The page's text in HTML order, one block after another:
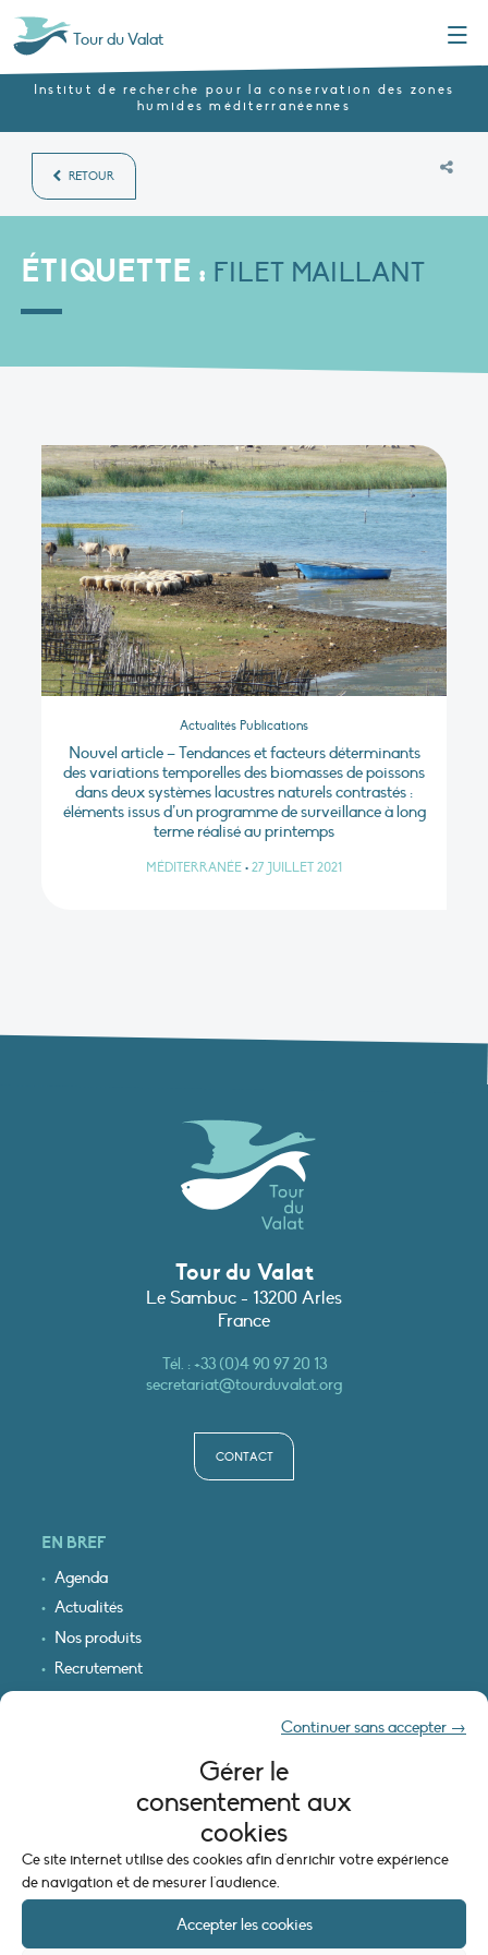
Gérer le
consentement aux
cookies
Ce site internet utilise des cookies afin d'enrichir votre expérience
de navigation et de mesurer l'audience.
Accepter les cookies
Continuer sans accepter →
Tour du Valat
Institut de recherche pour la conservation des zones
humides méditerranéennes
RETOUR
ÉTIQUETTE : FILET MAILLANT
Actualités Publications
Nouvel article – Tendances et facteurs déterminants
des variations temporelles des biomasses de poissons
dans deux systèmes lacustres naturels contrastés :
éléments issus d’un programme de surveillance à long
terme réalisé au printemps
MÉDITERRANÉE • 27 JUILLET 2021
Tour du Valat
Le Sambuc - 13200 Arles
France
Tél. :+33 (0)4 90 97 20 13
secretariat@tourduvalat.org
CONTACT
EN BREF
Agenda
Actualités
Nos produits
Recrutement
Recevoir nos infos
INFORMATIONS LÉGALES
Mentions légales
Politique de cookies (UE)